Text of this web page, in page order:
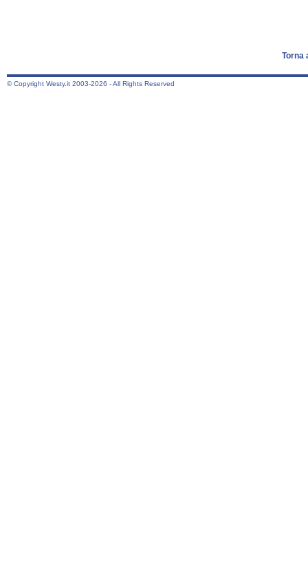
Torna
© Copyright Westy.it 2003-2026 - All Rights Reserved